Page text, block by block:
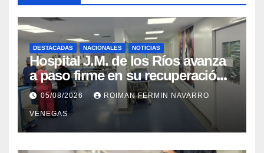
DESTACADAS NACIONALES NOTICIAS
Hospital J.M. de los Ríos avanza
a paso firme en su recuperación
tras los recientes eventos
sísmicos
05/08/2026 ROIMAN FERMIN NAVARRO
VENEGAS